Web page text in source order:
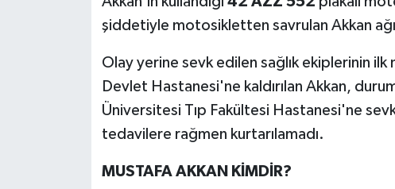
şiddetiyle motosikletten savrulan Akkan
Olay yerine sevk edilen sağlık ekiplerinin ilk
Devlet Hastanesi'ne kaldırılan Akkan,
Üniversitesi Tıp Fakültesi Hastanesi'ne
tedavilere rağmen kurtarılamadı.
MUSTAFA AKKAN KİMDİR?